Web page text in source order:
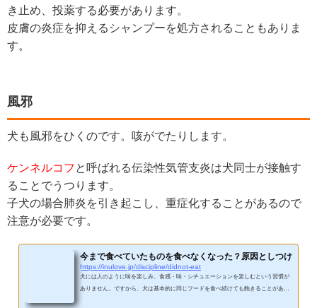
き止め、投薬する必要があります。
皮膚の炎症を抑えるシャンプーを処方されることもありま
す。
風邪
犬も風邪をひくのです。咳がでたりします。
ケンネルコフ と呼ばれる伝染性気管支炎は犬同士が接触す
ることでうつります。
子犬の場合肺炎を引き起こし、重症化することがあるので
注意が必要です。
今まで食べていたものを食べなくなった？原因としつけ
https://inulove.jp/discipline/didnot-eat
犬には人のように味を楽しみ、食感・味・シチュエーションを楽しむという習慣が
ありません。ですから、犬は基本的に同じフードを食べ続けても飽きることがあり